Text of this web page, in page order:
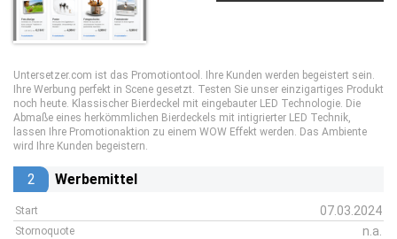
Untersetzer.com ist das Promotiontool. Ihre Kunden werden begeistert sein.
Ihre Werbung perfekt in Scene gesetzt. Testen Sie unser einzigartiges Produkt
noch heute. Klassischer Bierdeckel mit eingebauter LED Technologie. Die
Abmaße eines herkömmlichen Bierdeckels mit intigrierter LED Technik,
lassen Ihre Promotionaktion zu einem WOW Effekt werden. Das Ambiente
wird Ihre Kunden begeistern.
2 Werbemittel
Start 07.03.2024
Stornoquote n.a.